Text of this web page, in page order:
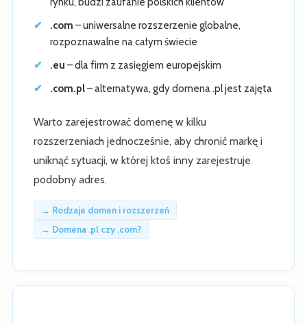
.com – uniwersalne rozszerzenie globalne,
rozpoznawalne na całym świecie
.eu – dla firm z zasięgiem europejskim
.com.pl– alternatywa, gdy domena .pl jest zajęta
Warto zarejestrować domenę w kilku
rozszerzeniach jednocześnie, aby chronić markę i
uniknąć sytuacji, w której ktoś inny zarejestruje
podobny adres.
→ Rodzaje domen i rozszerzeń
→ Domena .pl czy .com?